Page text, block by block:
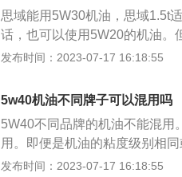
能会导致发动机的零部件受损
在使用的过程中，机油会进入
泥。不同种类的机油混合使用
的油泥还可能会堵塞滤清器和
思域能用5W30机油，思域1.5t
话，也可以使用5W20的机油。
高一级粘度的机油，如0W30或
习惯比较暴力的话，则建议车
只是在市区代步的，使用高一
就增加油耗，发动机动力较弱
件表面接触的距离较小，用低
发布时间：2023-07-17 16:18:55
5w40机油不同牌子可以混用吗
5W40不同品牌的机油不能混用
用。即便是机油的粘度级别相
品牌不同，生产时使用的初级
发布时间：2023-07-17 16:18:55